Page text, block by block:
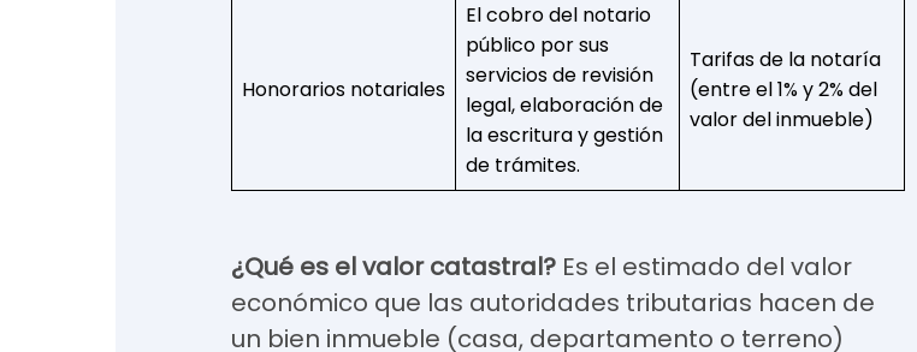
Honorarios notariales
El cobro del notario
público por sus
servicios de revisión
legal, elaboración de
la escritura y gestión
de trámites.
Tarifas de la notaría
(entre el 1% y 2% del
valor del inmueble)
¿Qué es el valor catastral? Es el estimado del valor
económico que las autoridades tributarias hacen de
un bien inmueble (casa, departamento o terreno)